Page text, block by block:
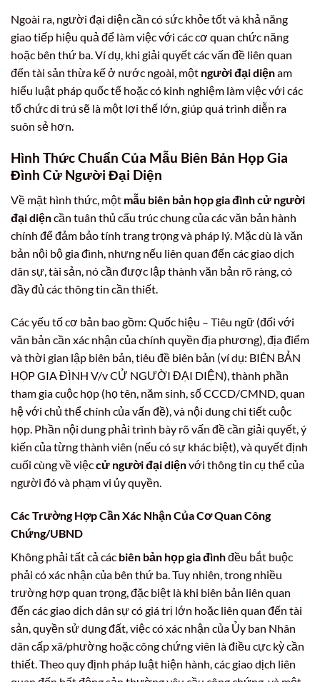
Ngoài ra, người đại diện cần có sức khỏe tốt và khả năng
giao tiếp hiệu quả để làm việc với các cơ quan chức năng
hoặc bên thứ ba. Ví dụ, khi giải quyết các vấn đề liên quan
đến tài sản thừa kế ở nước ngoài, một người đại diệnam
hiểu luật pháp quốc tế hoặc có kinh nghiệm làm việc với các
tổ chức di trú sẽ là một lợi thế lớn, giúp quá trình diễn ra
suôn sẻ hơn.
Hình Thức Chuẩn Của Mẫu Biên Bản Họp Gia
Đình Cử Người Đại Diện
Về mặt hình thức, một mẫu biên bản họp gia đình cử người
đại diệncần tuân thủ cấu trúc chung của các văn bản hành
chính để đảm bảo tính trang trọng và pháp lý. Mặc dù là văn
bản nội bộ gia đình, nhưng nếu liên quan đến các giao dịch
dân sự, tài sản, nó cần được lập thành văn bản rõ ràng, có
đầy đủ các thông tin cần thiết.
Các yếu tố cơ bản bao gồm: Quốc hiệu – Tiêu ngữ (đối với
văn bản cần xác nhận của chính quyền địa phương), địa điểm
và thời gian lập biên bản, tiêu đề biên bản (ví dụ: BIÊN BẢN
HỌP GIA ĐÌNH V/v CỬ NGƯỜI ĐẠI DIỆN), thành phần
tham gia cuộc họp (họ tên, năm sinh, số CCCD/CMND, quan
hệ với chủ thể chính của vấn đề), và nội dung chi tiết cuộc
họp. Phần nội dung phải trình bày rõ vấn đề cần giải quyết, ý
kiến của từng thành viên (nếu có sự khác biệt), và quyết định
cuối cùng về việccử người đại diệnvới thông tin cụ thể của
người đó và phạm vi ủy quyền.
Các Trường Hợp Cần Xác Nhận Của Cơ Quan Công
Chứng/UBND
Không phải tất cả các biên bản họp gia đìnhđều bắt buộc
phải có xác nhận của bên thứ ba. Tuy nhiên, trong nhiều
trường hợp quan trọng, đặc biệt là khi biên bản liên quan
đến các giao dịch dân sự có giá trị lớn hoặc liên quan đến tài
sản, quyền sử dụng đất, việc có xác nhận của Ủy ban Nhân
dân cấp xã/phường hoặc công chứng viên là điều cực kỳ cần
thiết. Theo quy định pháp luật hiện hành, các giao dịch liên